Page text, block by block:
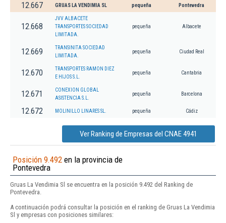
12.667 GRUAS LA VENDIMIA SL pequeña Pontevedra
12.668
JVV ALBACETE
TRANSPORTES SOCIEDAD
LIMITADA.
pequeña Albacete
12.669
TRANSINITA SOCIEDAD
LIMITADA.
pequeña Ciudad Real
12.670
TRANSPORTES RAMON DIEZ
E HIJOS S.L.
pequeña Cantabria
12.671
CONEXION GLOBAL
ASISTENCIA S.L.
pequeña Barcelona
12.672 MOLINILLO LINARES SL. pequeña Cádiz
Ver Ranking de Empresas del CNAE 4941
Posición 9.492 en la provincia de
Pontevedra
Gruas La Vendimia Sl se encuentra en la posición 9.492 del Ranking de
Pontevedra.
A continuación podrá consultar la posición en el ranking de Gruas La Vendimia
Sl y empresas con posiciones similares: